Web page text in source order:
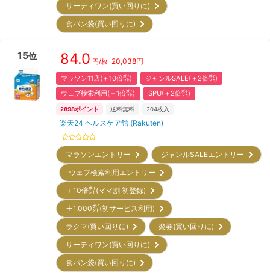
サーティワン(買い回りに)
食パン袋(買い回りに)
15位 84.0 円/枚 20,038円
マラソン11店(＋10倍㌽)
ジャンルSALE(＋2倍㌽)
ウェブ検索利用(＋1倍㌽)
SPU(＋2倍㌽)
2898ポイント 送料無料 204枚入
楽天24 ヘルスケア館 (Rakuten)
マラソンエントリー
ジャンルSALEエントリー
ウェブ検索利用エントリー
＋10倍㌽(ママ割 初登録)
＋1,000㌽(初サービス利用)
ラクマ(買い回りに)
楽券(買い回りに)
サーティワン(買い回りに)
食パン袋(買い回りに)